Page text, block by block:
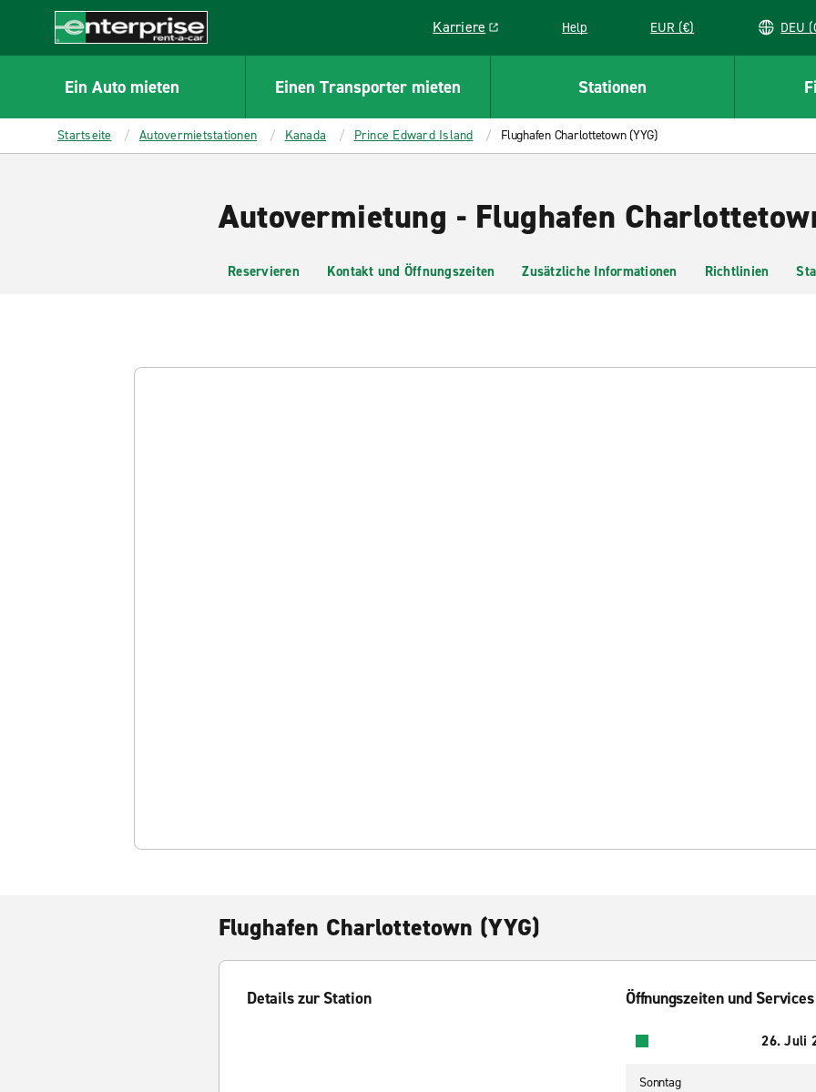
CONTENT
Enterprise
Karriere
Link opens in a new window
Help EUR (€)
Ein Auto mieten Einen Transporter mieten Stationen
Startseite Autovermietstationen Kanada Prince Edward Island Flughafen Charlottetown (YYG)
Autovermietung - Flughafen
Reservieren Kontakt und Öffnungszeiten Zusätzliche Informationen Richtlinien
Flughafen Charlottetown (YYG)
Details zur Station Öffnungszeiten und Services
26. Juli
Sonntag